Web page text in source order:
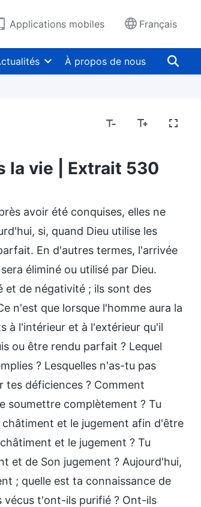
Applications mobiles Français
À propos de nous
la vie | Extrait 530
avoir été conquises, elles ne
si, quand Dieu utilise les
En d'autres termes, l'arrivée
éliminé ou utilisé par Dieu.
et de négativité ; ils sont des
n'est que lorsque l'homme aura la
à l'intérieur et à l'extérieur qu'il
ou être rendu parfait ? Lequel
? Lesquelles n'as-tu pas
déficiences ? Comment
soumettre complètement ? Tu
et le jugement afin d'être
et le jugement ? Tu
et de Son jugement ? Aujourd'hui,
; quelle est ta connaissance de
vécus t'ont-ils purifié ? Ont-ils